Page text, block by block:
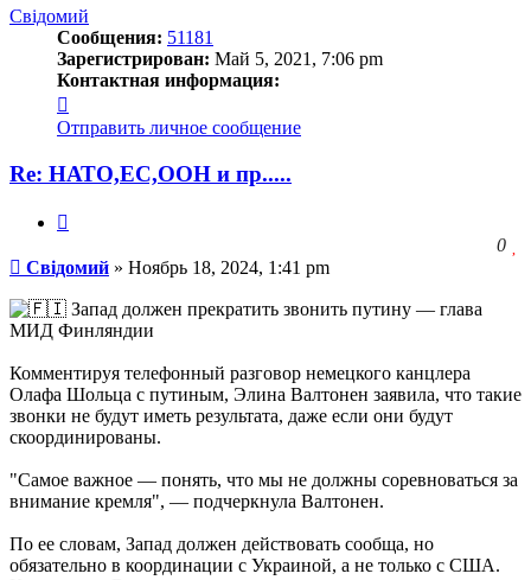
началу
Свідомий
Сообщения: 51181
Зарегистрирован: Май 5, 2021, 7:06 pm
Контактная информация:
информация
пользователя
Свідомий
Отправить личное сообщение
Re: НАТО,ЕС,ООН и пр.....
0
Сообщение
Свідомий » Ноябрь 18, 2024, 1:41 pm
Запад должен прекратить звонить путину — глава
МИД Финляндии
Комментируя телефонный разговор немецкого канцлера
Олафа Шольца с путиным, Элина Валтонен заявила, что такие
звонки не будут иметь результата, даже если они будут
скоординированы.
"Самое важное — понять, что мы не должны соревноваться за
внимание кремля", — подчеркнула Валтонен.
По ее словам, Запад должен действовать сообща, но
обязательно в координации с Украиной, а не только с США.